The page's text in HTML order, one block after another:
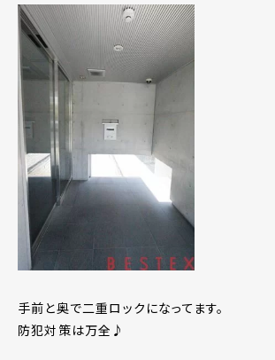
手前と奥で二重ロックになってます。
防犯対策は万全♪